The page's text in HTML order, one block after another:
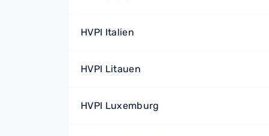
HVPI Italien
HVPI Litauen
HVPI Luxemburg